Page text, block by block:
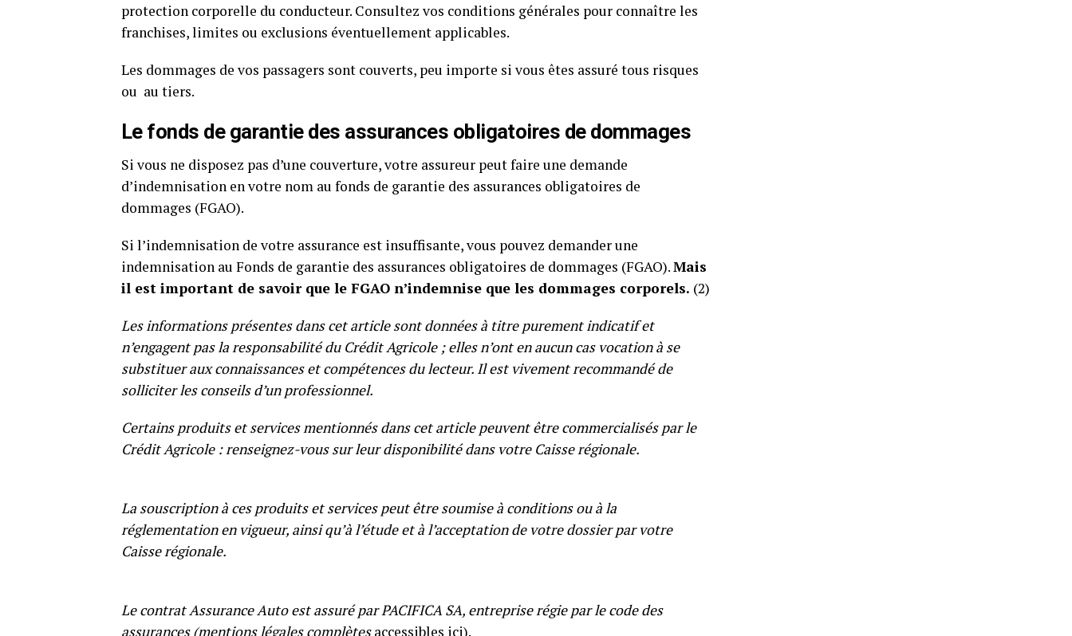
protection corporelle du conducteur. Consultez vos conditions générales pour connaître les
franchises, limites ou exclusions éventuellement applicables.
Les dommages de vos passagers sont couverts, peu importe si vous êtes assuré tous risques
ou au tiers.
Le fonds de garantie des assurances obligatoires de dommages
Si vous ne disposez pas d’une couverture, votre assureur peut faire une demande
d’indemnisation en votre nom au fonds de garantie des assurances obligatoires de
dommages (FGAO).
Si l’indemnisation de votre assurance est insuffisante, vous pouvez demander une
indemnisation au Fonds de garantie des assurances obligatoires de dommages (FGAO).Mais
il est important de savoir que le FGAO n’indemnise que les dommages corporels. (2)
Les informations présentes dans cet article sont données à titre purement indicatif et
n’engagent pas la responsabilité du Crédit Agricole ; elles n’ont en aucun cas vocation à se
substituer aux connaissances et compétences du lecteur. Il est vivement recommandé de
solliciter les conseils d’un professionnel.
Certains produits et services mentionnés dans cet article peuvent être commercialisés par le
Crédit Agricole : renseignez-vous sur leur disponibilité dans votre Caisse régionale.
La souscription à ces produits et services peut être soumise à conditions ou à la
réglementation en vigueur, ainsi qu’à l’étude et à l’acceptation de votre dossier par votre
Caisse régionale.
Le contrat Assurance Auto est assuré par PACIFICA SA, entreprise régie par le code des
assurances (mentions légales complètesaccessibles ici).